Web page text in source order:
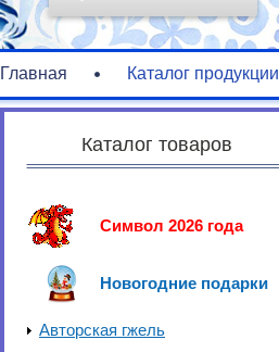
Главная Каталог продукции
Каталог товаров
Символ 2026 года
Новогодние подарки
Авторская гжель